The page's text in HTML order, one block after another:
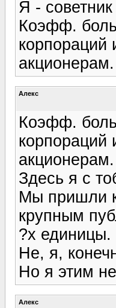
Я -
Коэфф.
корпораций
акционерам.
Алекс
Коэфф.
корпораций
акционерам.
Здесь я с
Мы пришли
крупным
?х единицы.
Не, я,
Но я этим
Алекс